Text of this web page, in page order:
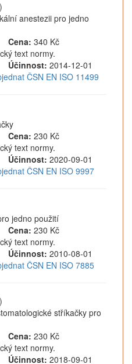
anestezii pro jedno
Cena: 340 Kč
text normy.
Účinnost: 2014-12-01
ČSN EN ISO 11499
Cena: 230 Kč
text normy.
Účinnost: 2020-09-01
ČSN EN ISO 9997
jedno použití
Cena: 230 Kč
text normy.
Účinnost: 2010-08-01
ČSN EN ISO 7885
stříkačky pro
Cena: 230 Kč
text normy.
Účinnost: 2018-09-01